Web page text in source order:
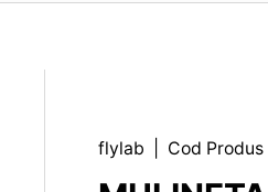
flylab Cod Produs